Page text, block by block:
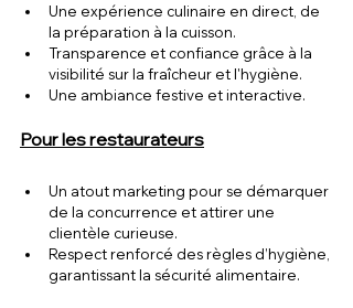
Une expérience culinaire en direct, de
la préparation à la cuisson.
Transparence et confiance grâce à la
visibilité sur la fraîcheur et l'hygiène.
Une ambiance festive et interactive.
Pour les restaurateurs
Un atout marketing pour se démarquer
de la concurrence et attirer une
clientèle curieuse.
Respect renforcé des règles d’hygiène,
garantissant la sécurité alimentaire.